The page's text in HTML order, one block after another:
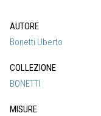
AUTORE
Bonetti Uberto
COLLEZIONE
BONETTI
MISURE